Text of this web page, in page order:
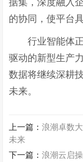
据集，深度融入
的协同，使平台
行业智能体
驱动的新型生产
数据将继续深耕
未来。
上一篇：浪潮卓数
未来
下一篇：浪潮云启